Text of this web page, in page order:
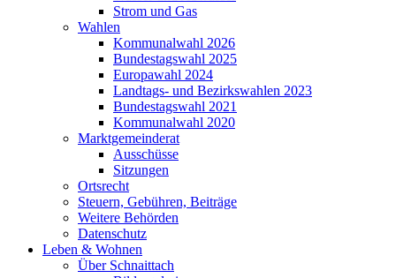
Strom und Gas
Wahlen
Kommunalwahl 2026
Bundestagswahl 2025
Europawahl 2024
Landtags- und Bezirkswahlen 2023
Bundestagswahl 2021
Kommunalwahl 2020
Marktgemeinderat
Ausschüsse
Sitzungen
Ortsrecht
Steuern, Gebühren, Beiträge
Weitere Behörden
Datenschutz
Leben & Wohnen
Über Schnaittach